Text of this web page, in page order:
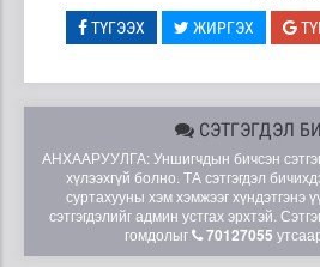
ТҮГЭЭХ ЖИРГЭХ
СЭТГЭГДЭЛ
АНХААРУУЛГА: Уншигчдын бичсэн
хүлээхгүй болно. ТА сэтгэгдэл
суртахууны хэм хэмжээг хүндэтгэнэ
сэтгэгдэлийг админ устгах эрхтэй.
гомдолыг
70127055